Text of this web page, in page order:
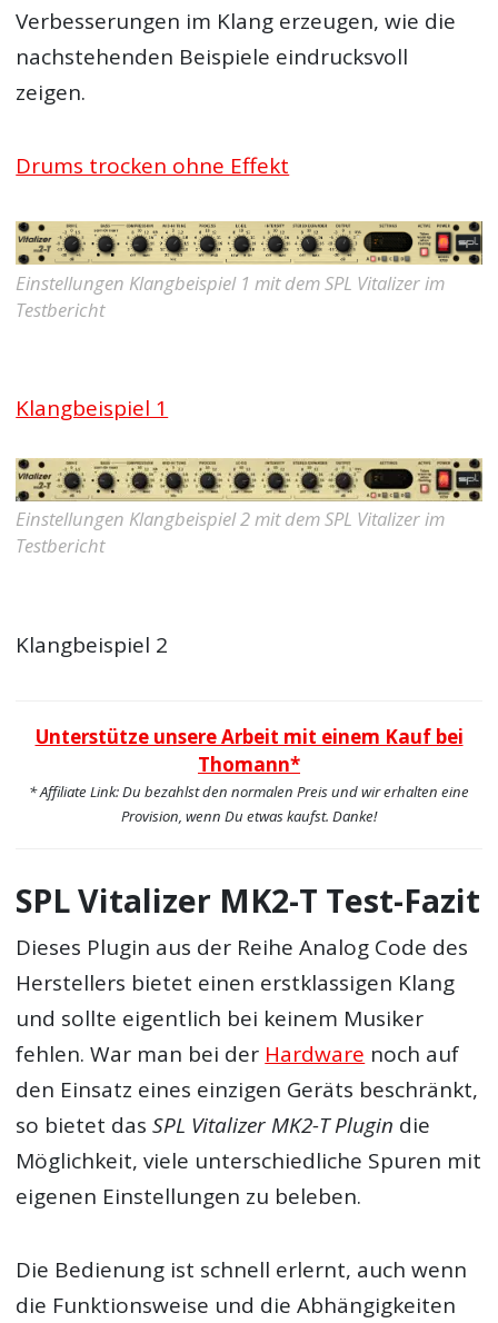
Verbesserungen im Klang erzeugen, wie die
nachstehenden Beispiele eindrucksvoll
zeigen.
Drums trocken ohne Effekt
Einstellungen Klangbeispiel 1 mit dem SPL Vitalizer im
Testbericht
Klangbeispiel 1
Einstellungen Klangbeispiel 2 mit dem SPL Vitalizer im
Testbericht
Klangbeispiel 2
Unterstütze unsere Arbeit mit einem Kauf bei
Thomann*
* Affiliate Link: Du bezahlst den normalen Preis und wir erhalten eine
Provision, wenn Du etwas kaufst. Danke!
SPL Vitalizer MK2-T Test-Fazit
Dieses Plugin aus der Reihe Analog Code des
Herstellers bietet einen erstklassigen Klang
und sollte eigentlich bei keinem Musiker
fehlen. War man bei der Hardware noch auf
den Einsatz eines einzigen Geräts beschränkt,
so bietet dasSPL Vitalizer MK2-T Plugin die
Möglichkeit, viele unterschiedliche Spuren mit
eigenen Einstellungen zu beleben.
Die Bedienung ist schnell erlernt, auch wenn
die Funktionsweise und die Abhängigkeiten